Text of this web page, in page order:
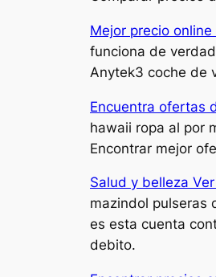
Mejor precio
funciona de
Anytek3 coche de
Encuentra ofertas
hawaii ropa al por
Encontrar mejor
Salud y belleza
mazindol pulseras
es esta cuenta
debito.